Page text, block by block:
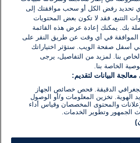
تحديد رفض الكل أو سحب موافقتك إلى
التتبع، فقد لا تكون بعض المحتويات
صلة بك. يمكنك إعادة عرض هذه القائمة
الموافقة في أي وقت عن طريق النقر على
في أسفل صفحة الويب. ستؤثر اختياراتك
بنا. لمزيد من التفاصيل، يرجى
الخاصة بنا.
البيانات لتقديم:
الدقيقة. فحص خصائص الجهاز
تخزين المعلومات و/أو الوصول
والمحتوى المخصصان وقياس أداء
الجمهور وتطوير الخدمات.